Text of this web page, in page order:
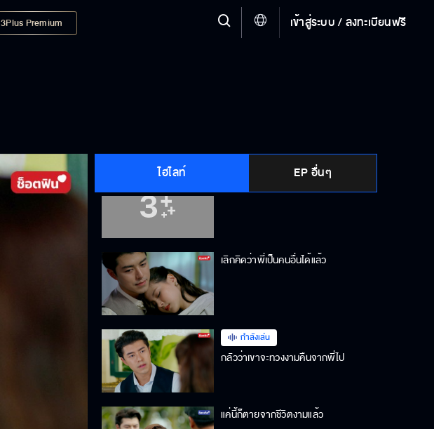
3Plus Premium เข้าสู่ระบบ / ลงทะเบียนฟรี
ไฮไลท์ EP อื่นๆ
หน้าตาขี้เหร่แบบนี้ ไม่มีพิษมีภัยหรอก
เลิกคิดว่าพี่เป็นคนอื่นได้แล้ว
กำลังเล่น
กลัวว่าเขาจะทวงงามคืนจากพี่ไป
แค่นี้ก็ตายจากชีวิตงามแล้ว